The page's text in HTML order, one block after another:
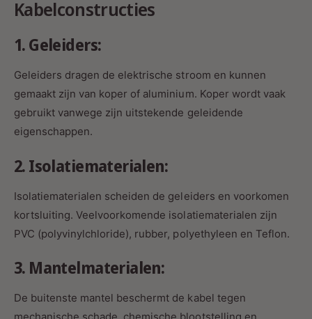
Kabelconstructies
1. Geleiders:
Geleiders dragen de elektrische stroom en kunnen
gemaakt zijn van koper of aluminium. Koper wordt vaak
gebruikt vanwege zijn uitstekende geleidende
eigenschappen.
2. Isolatiematerialen:
Isolatiematerialen scheiden de geleiders en voorkomen
kortsluiting. Veelvoorkomende isolatiematerialen zijn
PVC (polyvinylchloride), rubber, polyethyleen en Teflon.
3. Mantelmaterialen:
De buitenste mantel beschermt de kabel tegen